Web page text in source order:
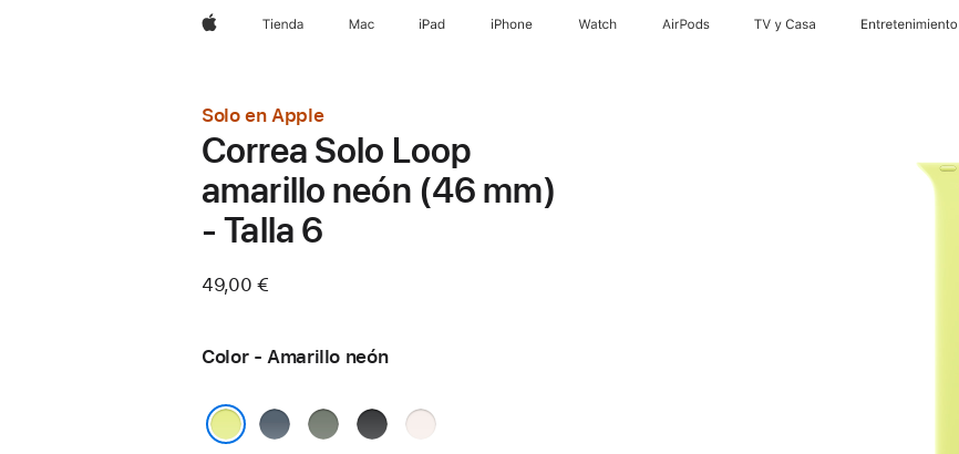
AppleTienda Mac iPad iPhone Watch AirPods TV y Casa Entretenimiento
Solo en Apple
Correa Solo Loop
amarillo neón (46 mm)
- Talla 6
49,00 €
Color - Amarillo neón
Azul
Gris
NegroRosa